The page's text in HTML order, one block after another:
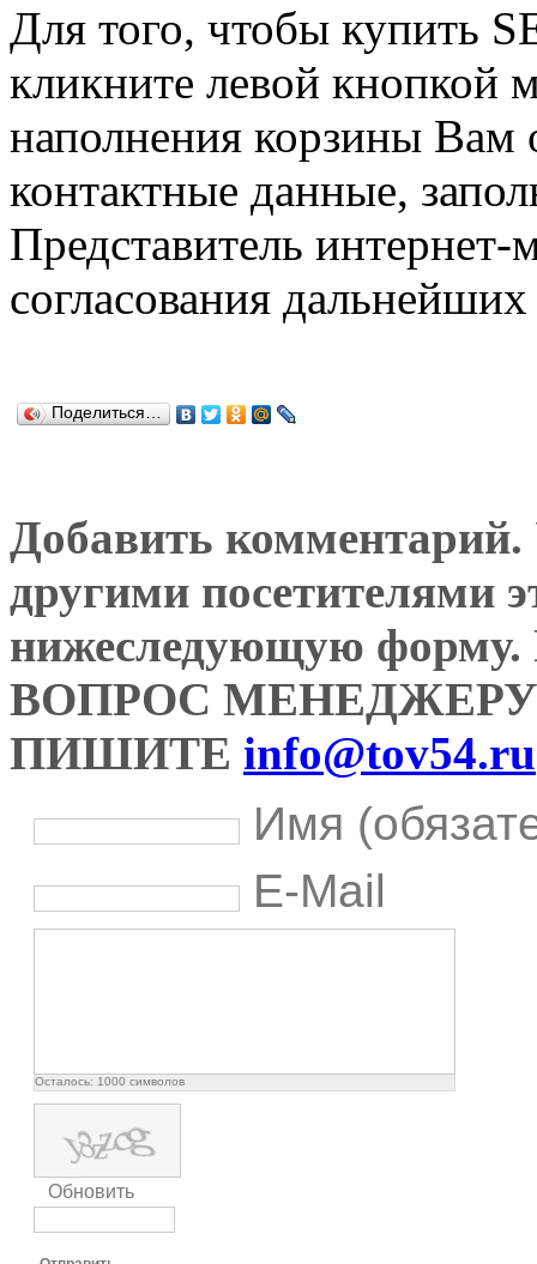
Для того, чтобы купить
кликните левой
наполнения корзины Вам
контактные данные,
Представитель
согласования
Поделиться…
Добавить комментарий.
другими посетителями
нижеследующую
ВОПРОС
ПИШИТЕ info@tov54.ru
Имя
E-Mail
Осталось: 1000 символов
Обновить